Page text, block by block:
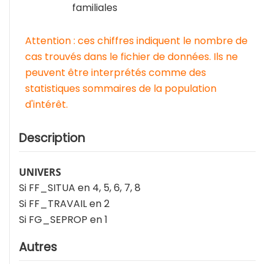
familiales
Attention : ces chiffres indiquent le nombre de
cas trouvés dans le fichier de données. Ils ne
peuvent être interprétés comme des
statistiques sommaires de la population
d'intérêt.
Description
UNIVERS
Si FF_SITUA en 4, 5, 6, 7, 8
Si FF_TRAVAIL en 2
Si FG_SEPROP en 1
Autres